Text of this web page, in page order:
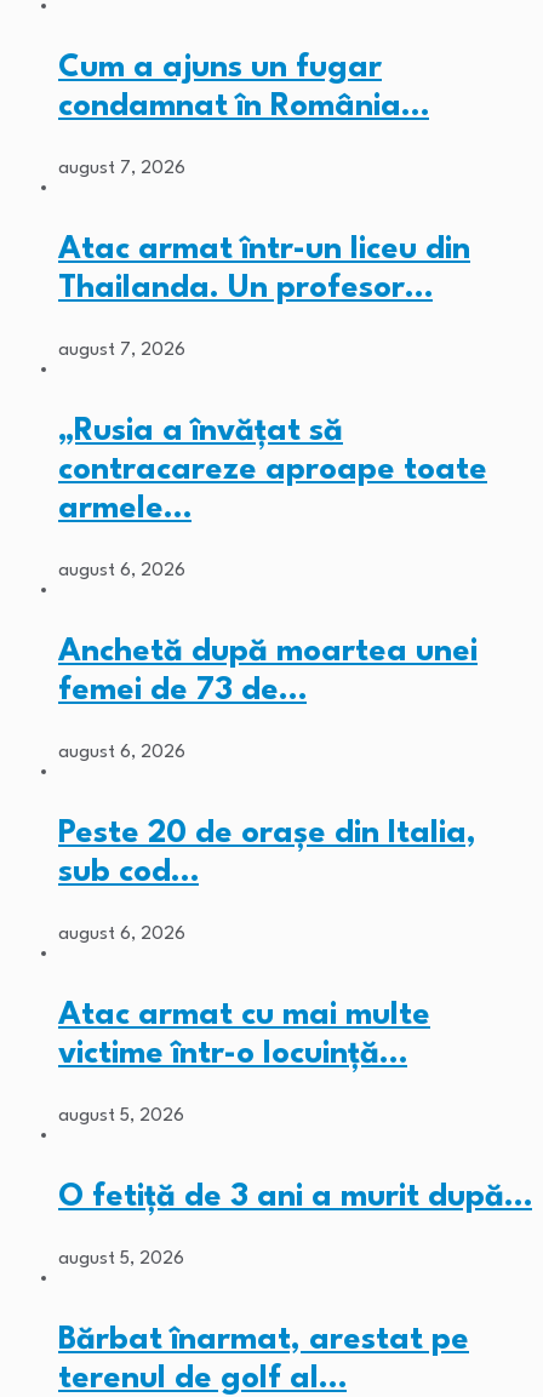
Cum a ajuns un fugar
condamnat în România…
august 7, 2026
Atac armat într-un liceu din
Thailanda. Un profesor…
august 7, 2026
„Rusia a învățat să
contracareze aproape toate
armele…
august 6, 2026
Anchetă după moartea unei
femei de 73 de…
august 6, 2026
Peste 20 de orașe din Italia,
sub cod…
august 6, 2026
Atac armat cu mai multe
victime într-o locuință…
august 5, 2026
O fetiță de 3 ani a murit după…
august 5, 2026
Bărbat înarmat, arestat pe
terenul de golf al…